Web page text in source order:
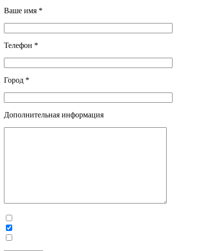
Ваше имя *
Телефон *
Город *
Дополнительная информация